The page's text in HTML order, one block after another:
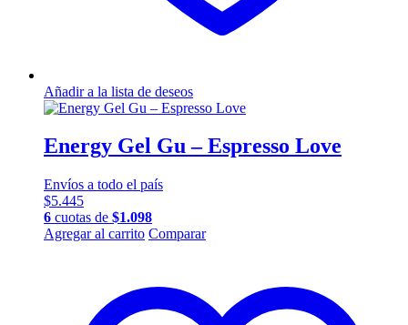
Añadir a la lista de deseos
Energy Gel Gu – Espresso Love
Envíos a todo el país
$5.445
6 cuotas de $1.098
Agregar al carrito Comparar